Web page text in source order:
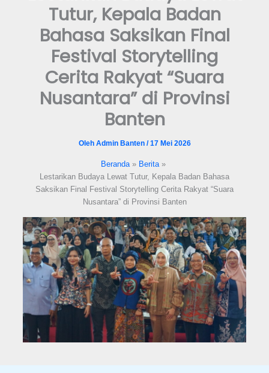
Tutur, Kepala Badan
Bahasa Saksikan Final
Festival Storytelling
Cerita Rakyat “Suara
Nusantara” di Provinsi
Banten
Oleh Admin Banten /17 Mei 2026
Beranda
Berita
Lestarikan Budaya Lewat Tutur, Kepala Badan Bahasa
Saksikan Final Festival Storytelling Cerita Rakyat “Suara
Nusantara” di Provinsi Banten
Underline links
Mark links
Reset all options
cached